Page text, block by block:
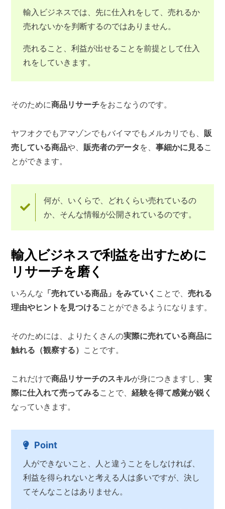
輸入ビジネスでは、先に仕入れをして、売れるか
売れないかを判断するのではありません。
売れること、利益が出せることを前提として仕入
れをしていきます。
そのために商品リサーチをおこなうのです。
ヤフオクでもアマゾンでもバイマでもメルカリでも、 販
売している商品や、 販売者のデータ を、事細かに見るこ
とができます。
何が、いくらで、どれくらい売れているの
か、そんな情報が公開されているのです。
輸入ビジネスで利益を出すために
リサーチを磨く
いろんな 「売れている商品」をみていく ことで、売れる
理由やヒントを見つけることができるようになります。
そのためには、よりたくさんの実際に売れている商品に
触れる（観察する） ことです。
これだけで商品リサーチのスキルが身につきますし、実
際に仕入れて売ってみることで、経験を得て感覚が鋭く
なっていきます。
Point
人ができないこと、人と違うことをしなければ、
利益を得られないと考える人は多いですが、決し
てそんなことはありません。